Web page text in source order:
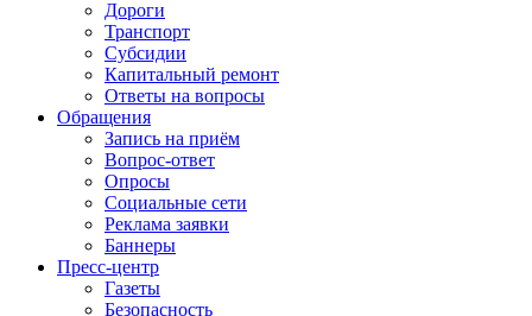
Дороги
Транспорт
Субсидии
Капитальный ремонт
Ответы на вопросы
Обращения
Запись на приём
Вопрос-ответ
Опросы
Социальные сети
Реклама заявки
Баннеры
Пресс-центр
Газеты
Безопасность